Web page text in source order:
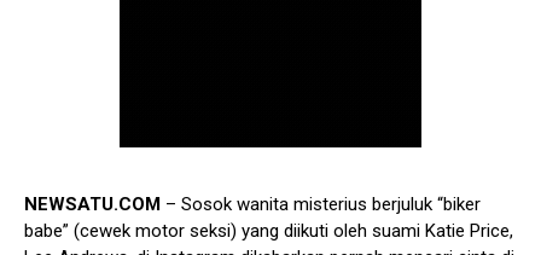
NEWSATU.COM – Sosok wanita misterius berjuluk “biker
babe” (cewek motor seksi) yang diikuti oleh suami Katie Price,